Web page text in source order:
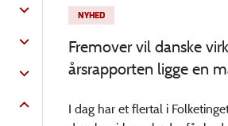
NYHED
Fremover vil danske
årsrapporten ligge en
I dag har et flertal i